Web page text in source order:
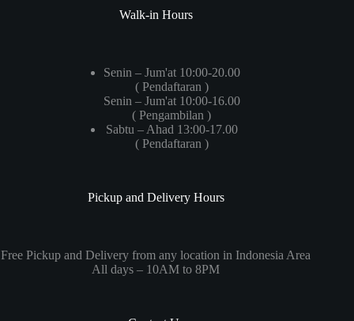
Walk-in Hours
Senin – Jum'at 10:00-20.00
( Pendaftaran )
Senin – Jum'at 10:00-16.00
( Pengambilan )
Sabtu – Ahad 13:00-17.00
( Pendaftaran )
Pickup and Delivery Hours
Free Pickup and Delivery from any location in Indonesia Area
All days – 10AM to 8PM